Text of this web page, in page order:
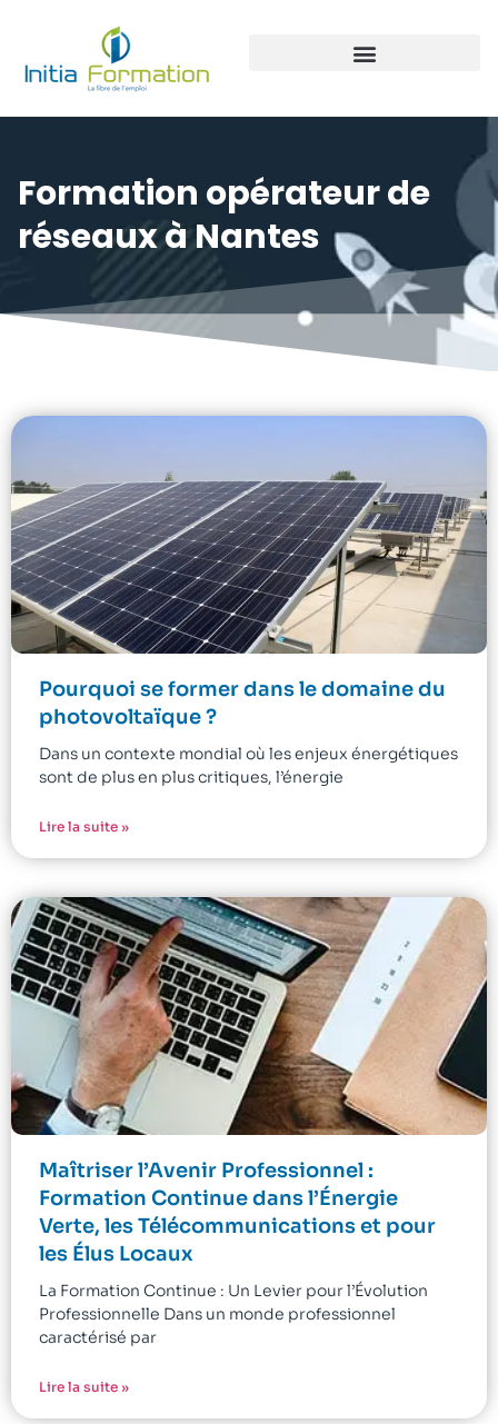
Formation opérateur de
réseaux à Nantes
Pourquoi se former dans le domaine du
photovoltaïque ?
Dans un contexte mondial où les enjeux énergétiques
sont de plus en plus critiques, l’énergie
Lire la suite »
Maîtriser l’Avenir Professionnel :
Formation Continue dans l’Énergie
Verte, les Télécommunications et pour
les Élus Locaux
La Formation Continue : Un Levier pour l’Évolution
Professionnelle Dans un monde professionnel
caractérisé par
Lire la suite »